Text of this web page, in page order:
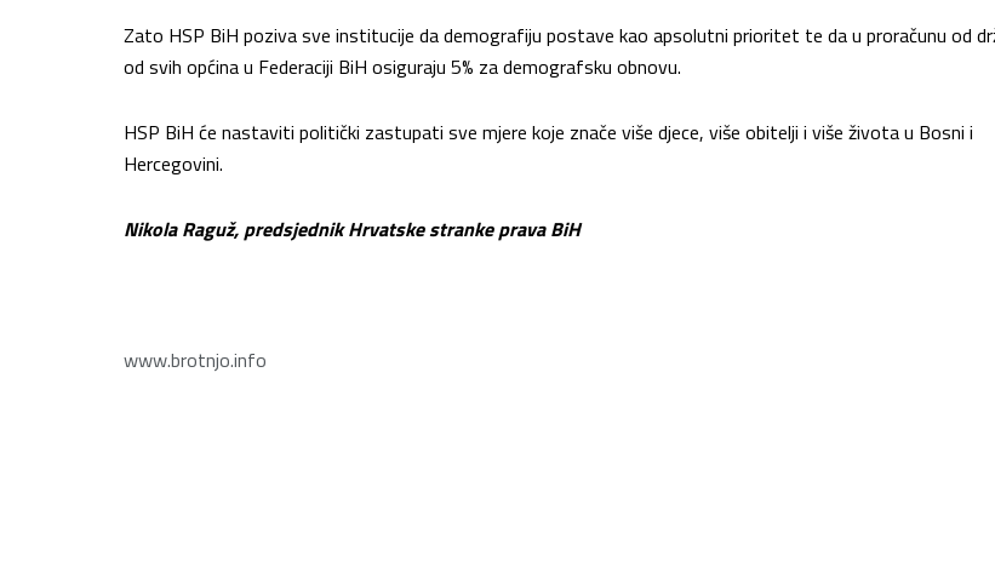
Zato HSP BiH poziva sve institucije da demografiju postave kao apsolutni prioritet te da u proračunu od
od svih općina u Federaciji BiH osiguraju 5% za demografsku obnovu.
HSP BiH će nastaviti politički zastupati sve mjere koje znače više djece, više obitelji i više života u Bosni i
Hercegovini.
Nikola Raguž, predsjednik Hrvatske stranke prava BiH
www.brotnjo.info